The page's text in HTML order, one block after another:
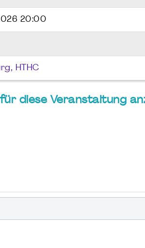
20:00
HTHC
diese Veranstaltung